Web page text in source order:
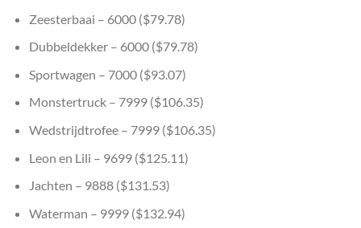
Zeesterbaai – 6000 ($79.78)
Dubbeldekker – 6000 ($79.78)
Sportwagen – 7000 ($93.07)
Monstertruck – 7999 ($106.35)
Wedstrijdtrofee – 7999 ($106.35)
Leon en Lili – 9699 ($125.11)
Jachten – 9888 ($131.53)
Waterman – 9999 ($132.94)